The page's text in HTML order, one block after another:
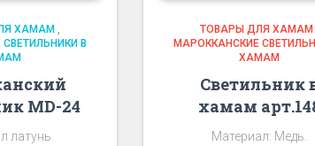
ХАМАМ ,
В
MD-24
латунь
ТОВАРЫ ДЛЯ ХАМАМ
МАРОККАНСКИЕ
ХАМАМ
Светильник
хамам
Материал: Медь.